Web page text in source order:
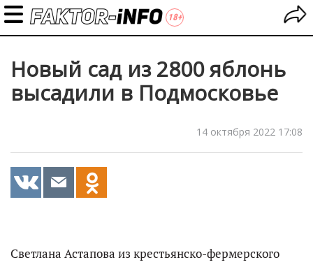
Новый сад из 2800 яблонь
высадили в Подмосковье
14 октября 2022 17:08
Светлана Астапова из крестьянско-фермерского